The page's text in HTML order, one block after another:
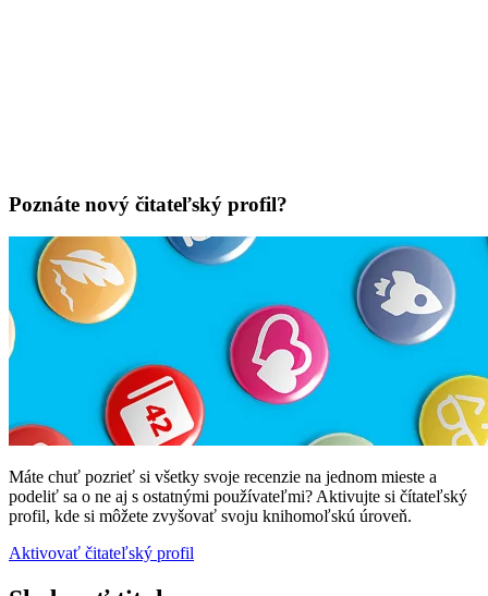
Poznáte nový čitateľský profil?
Máte chuť pozrieť si všetky svoje recenzie na jednom mieste a
podeliť sa o ne aj s ostatnými používateľmi? Aktivujte si čítateľský
profil, kde si môžete zvyšovať svoju knihomoľskú úroveň.
Aktivovať čitateľský profil